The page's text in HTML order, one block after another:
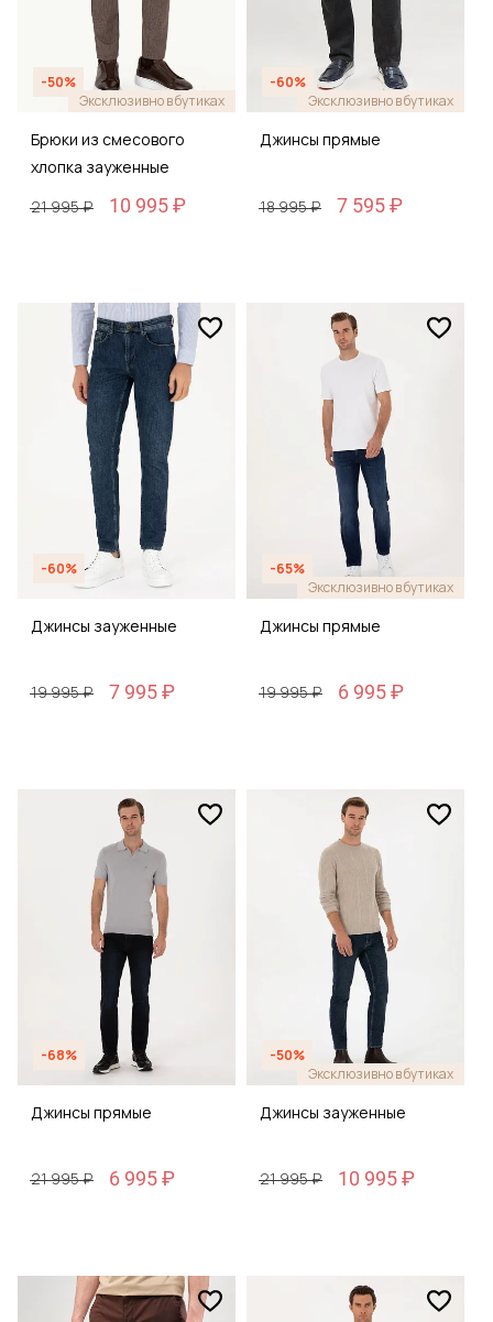
-50%
Эксклюзивно в бутиках
Брюки из смесового
хлопка зауженные
21 995 ₽
10 995 ₽
-60%
Эксклюзивно в бутиках
Джинсы прямые
18 995 ₽ 7 595 ₽
-60%
Джинсы зауженные
19 995 ₽ 7 995 ₽
-65%
Эксклюзивно в бутиках
Джинсы прямые
19 995 ₽ 6 995 ₽
-68%
Джинсы прямые
21 995 ₽ 6 995 ₽
-50%
Эксклюзивно в бутиках
Джинсы зауженные
21 995 ₽ 10 995 ₽